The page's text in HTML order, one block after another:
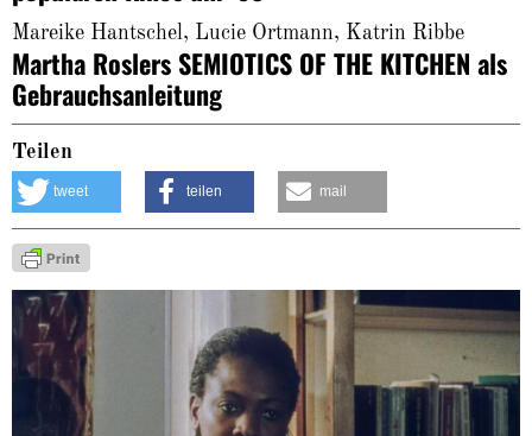
Mareike Hantschel, Lucie Ortmann, Katrin Ribbe
Martha Roslers SEMIOTICS OF THE KITCHEN als
Gebrauchsanleitung
Teilen
tweet teilen mail